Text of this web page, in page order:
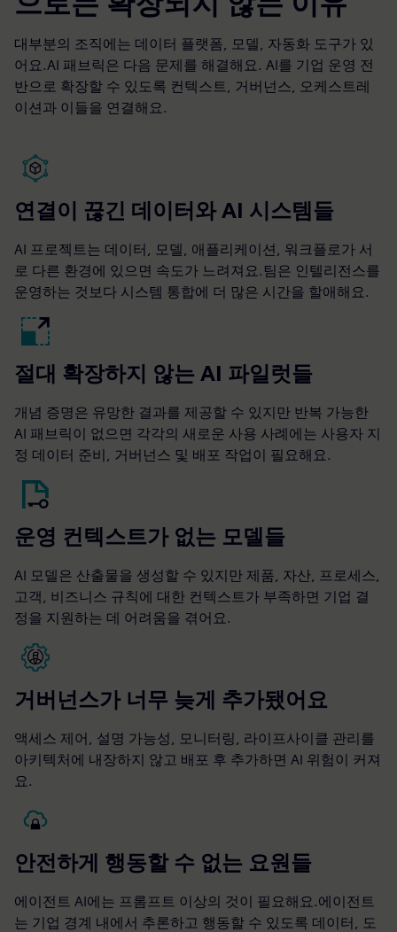
대부분의 조직에는 데이터 플랫폼, 모델, 자동화 도구가 있
어요.AI 패브릭은 다음 문제를 해결해요. AI를 기업 운영 전
반으로 확장할 수 있도록 컨텍스트, 거버넌스, 오케스트레
이션과 이들을 연결해요.
연결이 끊긴 데이터와 AI 시스템들
AI 프로젝트는 데이터, 모델, 애플리케이션, 워크플로가 서
로 다른 환경에 있으면 속도가 느려져요.팀은 인텔리전스를
운영하는 것보다 시스템 통합에 더 많은 시간을 할애해요.
절대 확장하지 않는 AI 파일럿들
개념 증명은 유망한 결과를 제공할 수 있지만 반복 가능한
AI 패브릭이 없으면 각각의 새로운 사용 사례에는 사용자 지
정 데이터 준비, 거버넌스 및 배포 작업이 필요해요.
운영 컨텍스트가 없는 모델들
AI 모델은 산출물을 생성할 수 있지만 제품, 자산, 프로세스,
고객, 비즈니스 규칙에 대한 컨텍스트가 부족하면 기업 결
정을 지원하는 데 어려움을 겪어요.
거버넌스가 너무 늦게 추가됐어요
액세스 제어, 설명 가능성, 모니터링, 라이프사이클 관리를
아키텍처에 내장하지 않고 배포 후 추가하면 AI 위험이 커져
요.
안전하게 행동할 수 없는 요원들
에이전트 AI에는 프롬프트 이상의 것이 필요해요.에이전트
는 기업 경계 내에서 추론하고 행동할 수 있도록 데이터, 도